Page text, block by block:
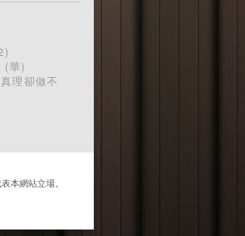
(華)
理卻做不
本網站立場。